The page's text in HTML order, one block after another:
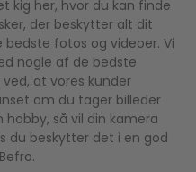
kig her, hvor du kan finde
der beskytter alt dit
fotos og videoer. Vi
nogle af de bedste
at vores kunder
om du tager billeder
så vil din kamera
du beskytter det i en god